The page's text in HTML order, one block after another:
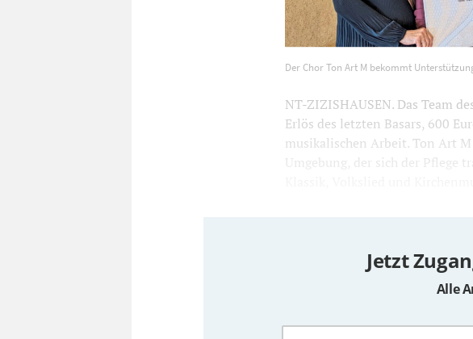
1200 800
Der Chor Ton Art M bekommt
NT-ZIZISHAUSEN. Das Team
Erlös des letzten Basars, 600
musikalischen Arbeit. Ton Art
Umgebung, der sich der Pflege
Jetzt
Alle